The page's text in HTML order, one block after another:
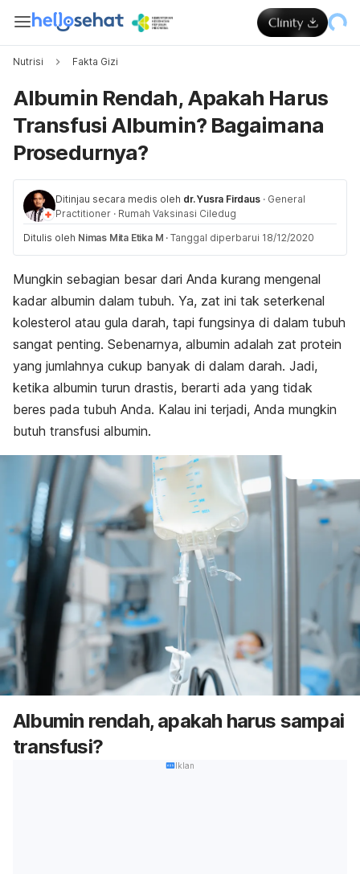
Nutrisi Fakta Gizi
Albumin Rendah, Apakah Harus
Transfusi Albumin? Bagaimana
Prosedurnya?
Ditinjau secara medis oleh dr. Yusra Firdaus · General
Practitioner · Rumah Vaksinasi Ciledug
Ditulis oleh Nimas Mita Etika M · Tanggal diperbarui 18/12/2020
Mungkin sebagian besar dari Anda kurang mengenal
kadar albumin dalam tubuh. Ya, zat ini tak seterkenal
kolesterol atau gula darah, tapi fungsinya di dalam tubuh
sangat penting. Sebenarnya, albumin adalah zat protein
yang jumlahnya cukup banyak di dalam darah. Jadi,
ketika albumin turun drastis, berarti ada yang tidak
beres pada tubuh Anda. Kalau ini terjadi, Anda mungkin
butuh transfusi albumin.
Albumin rendah, apakah harus sampai
transfusi?
Iklan